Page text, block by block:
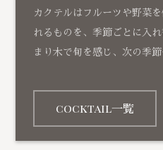
カクテルはフルーツや野菜
れるものを、季節ごとに入
まり木で旬を感じ、次の季
cocktail一覧